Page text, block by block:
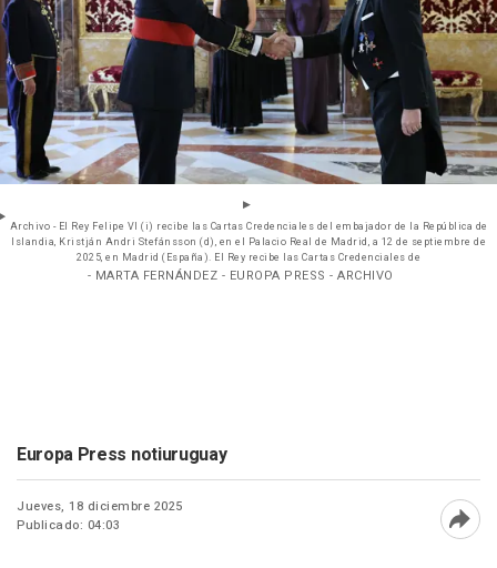
Archivo - El Rey Felipe VI (i) recibe las Cartas Credenciales del embajador de la República de
Islandia, Kristján Andri Stefánsson (d), en el Palacio Real de Madrid, a 12 de septiembre de
2025, en Madrid (España). El Rey recibe las Cartas Credenciales de
- MARTA FERNÁNDEZ - EUROPA PRESS - ARCHIVO
Europa Press notiuruguay
Jueves, 18 diciembre 2025
Publicado: 04:03